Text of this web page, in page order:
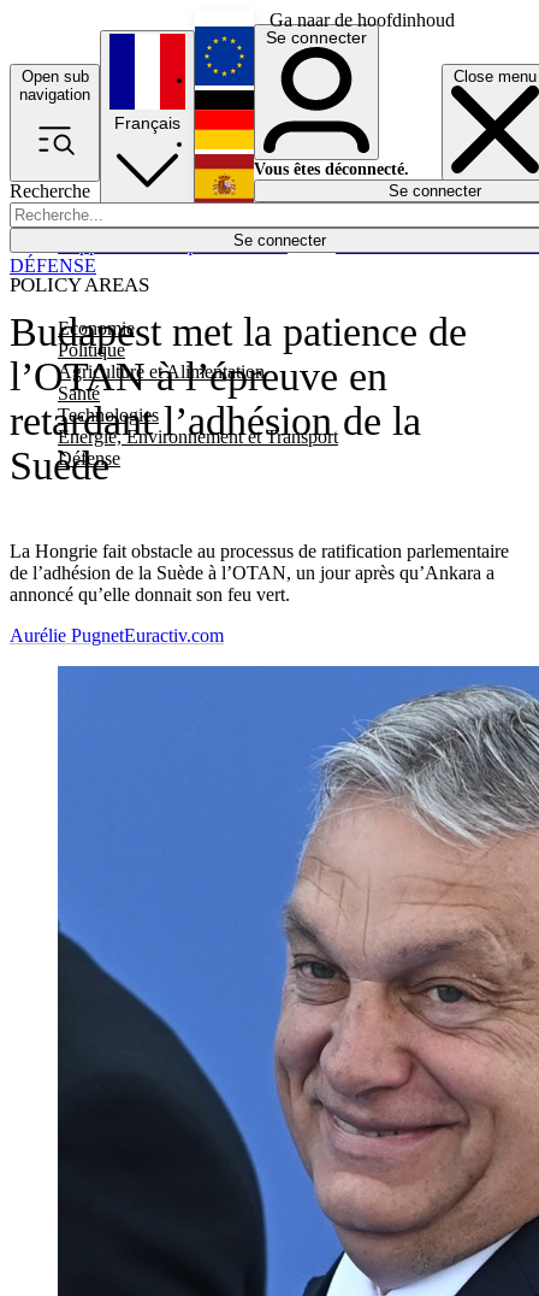
Ga naar de hoofdinhoud
Open sub
navigation
Close menu
Recherche
Se connecter
POLICY AREAS
Economie
Politique
Agriculture et Alimentation
Santé
Technologies
Energie, Environnement et Transport
Défense
Économie
Français
English
Deutsch
Español
Se connecter
Vous êtes déconnecté.
Se connecter
Budapest met la patience de
l’OTAN à l’épreuve en
retardant l’adhésion de la
Suède
La Hongrie fait obstacle au processus de ratification parlementaire
de l’adhésion de la Suède à l’OTAN, un jour après qu’Ankara a
annoncé qu’elle donnait son feu vert.
DÉFENSE
Aurélie PugnetEuractiv.com